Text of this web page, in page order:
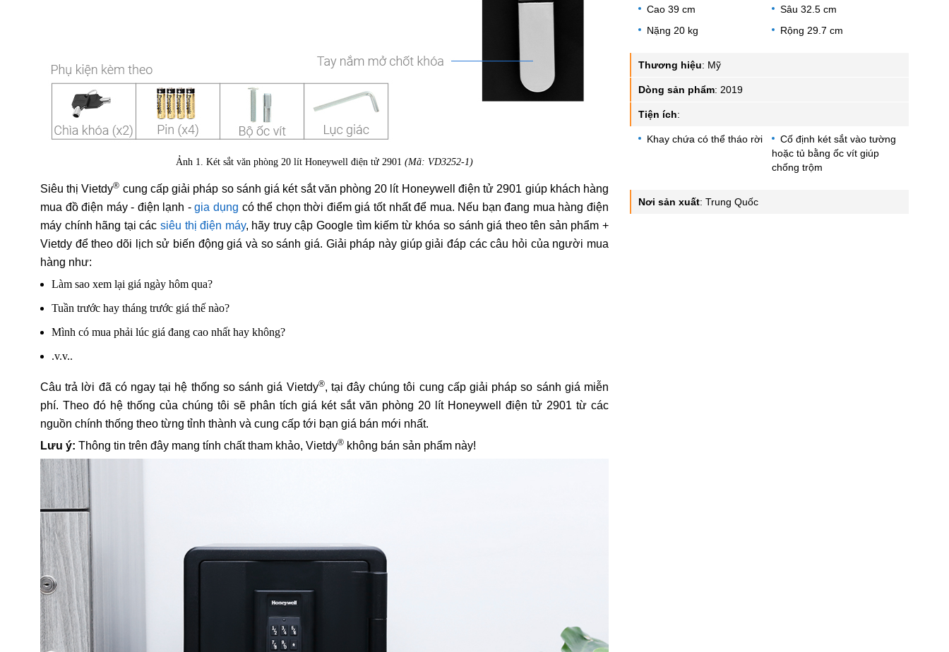
Ảnh 1. Két sắt văn phòng 20 lít Honeywell điện tử 2901 (Mã: VD3252-1)
Siêu thị Vietdy® cung cấp giải pháp so sánh giá két sắt văn phòng 20 lít Honeywell điện tử 2901 giúp khách hàng
mua đồ điện máy - điện lạnh -gia dụng có thể chọn thời điểm giá tốt nhất để mua. Nếu bạn đang mua hàng điện
máy chính hãng tại các siêu thị điện máy, hãy truy cập Google tìm kiếm từ khóa so sánh giá theo tên sản phẩm +
Vietdy để theo dõi lịch sử biến động giá và so sánh giá. Giải pháp này giúp giải đáp các câu hỏi của người mua
hàng như:
Làm sao xem lại giá ngày hôm qua?
Tuần trước hay tháng trước giá thế nào?
Mình có mua phải lúc giá đang cao nhất hay không?
.v.v..
Câu trả lời đã có ngay tại hệ thống so sánh giá Vietdy®, tại đây chúng tôi cung cấp giải pháp so sánh giá miễn
phí. Theo đó hệ thống của chúng tôi sẽ phân tích giá két sắt văn phòng 20 lít Honeywell điện tử 2901 từ các
nguồn chính thống theo từng tỉnh thành và cung cấp tới bạn giá bán mới nhất.
Lưu ý: Thông tin trên đây mang tính chất tham khảo, Vietdy® không bán sản phẩm này!
Cao 39 cm
Sâu 32.5 cm
Nặng 20 kg
Rộng 29.7 cm
Thương hiệu: Mỹ
Dòng sản phẩm: 2019
Tiện ích:
Khay chứa có thể tháo rời
Cố định két sắt vào tường
hoặc tủ bằng ốc vít giúp
chống trộm
Nơi sản xuất: Trung Quốc